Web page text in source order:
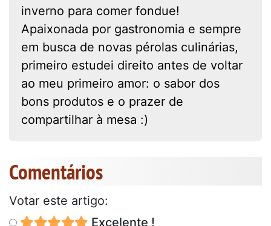
inverno para comer fondue!
Apaixonada por gastronomia e sempre
em busca de novas pérolas culinárias,
primeiro estudei direito antes de voltar
ao meu primeiro amor: o sabor dos
bons produtos e o prazer de
compartilhar à mesa :)
Comentários
Votar este artigo:
Excelente !